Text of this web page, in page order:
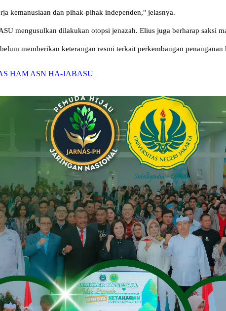
kemanusiaan dan pihak-pihak independen," jelasnya.
mengusulkan dilakukan otopsi jenazah. Elius juga berharap saksi
memberikan keterangan resmi terkait perkembangan penanganan
HAM ASN HA-JABASU